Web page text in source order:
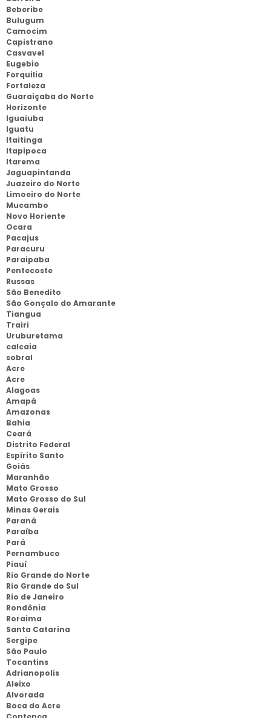
Beberibe
Bulugum
Camocim
Capistrano
Casvavel
Eugebio
Forquilia
Fortaleza
Guaraiçaba do Norte
Horizonte
Iguaiuba
Iguatu
Itaitinga
Itapipoca
Itarema
Jaguapintanda
Juazeiro do Norte
Limoeiro do Norte
Mucambo
Novo Horiente
Ocara
Pacajus
Paracuru
Paraipaba
Pentecoste
Russas
São Benedito
São Gonçalo do Amarante
Tiangua
Trairi
Uruburetama
calcaia
sobral
Acre
Acre
Alagoas
Amapá
Amazonas
Bahia
Ceará
Distrito Federal
Espírito Santo
Goiás
Maranhão
Mato Grosso
Mato Grosso do Sul
Minas Gerais
Paraná
Paraíba
Pará
Pernambuco
Piauí
Rio Grande do Norte
Rio Grande do Sul
Rio de Janeiro
Rondônia
Roraima
Santa Catarina
Sergipe
São Paulo
Tocantins
Adrianopolis
Aleixo
Alvorada
Boca do Acre